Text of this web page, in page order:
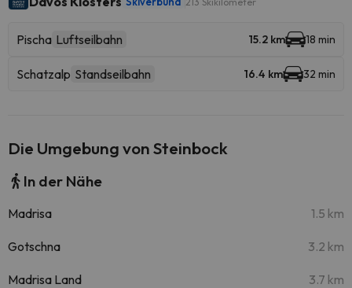
Pischa Luftseilbahn 15.2 km 18 min
Schatzalp Standseilbahn 16.4 km 32 min
Die Umgebung von Steinbock
In der Nähe
Madrisa 1.5 km
Gotschna 3.2 km
Madrisa Land 3.7 km